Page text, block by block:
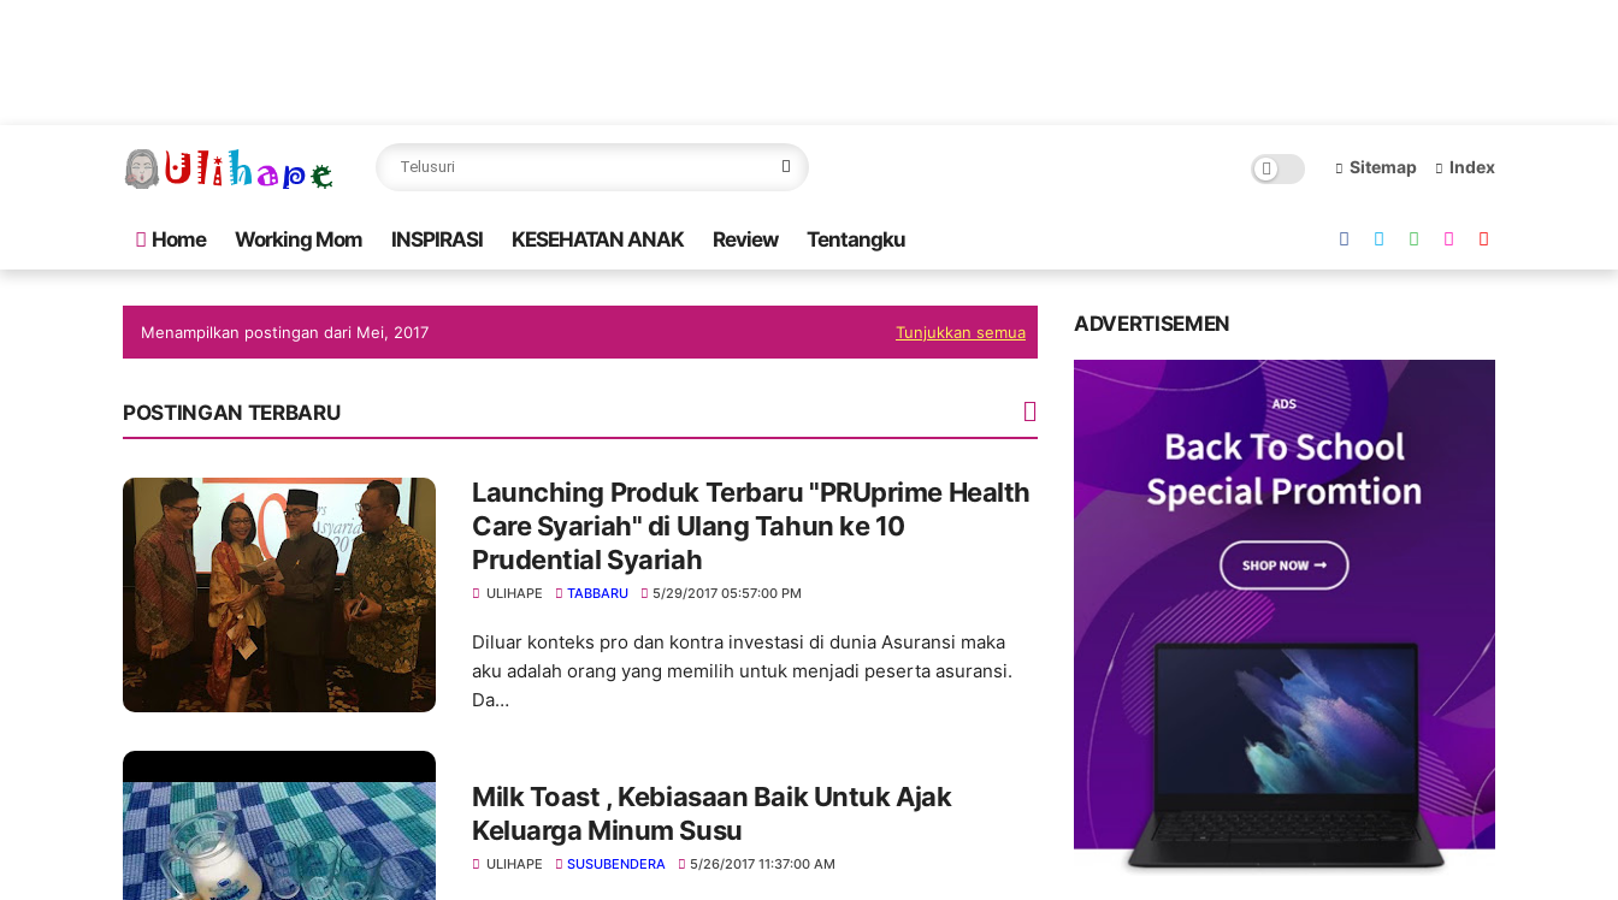
Sitemap Index
Home Working Mom INSPIRASI KESEHATAN ANAK Review Tentangku
Menampilkan postingan dari Mei, 2017 Tunjukkan semua
POSTINGAN TERBARU
Launching Produk Terbaru "PRUprime Health
Care Syariah" di Ulang Tahun ke 10
Prudential Syariah
ULIHAPE TABBARU 5/29/2017 05:57:00 PM
Diluar konteks pro dan kontra investasi di dunia Asuransi maka
aku adalah orang yang memilih untuk menjadi peserta asuransi.
Da…
Milk Toast , Kebiasaan Baik Untuk Ajak
Keluarga Minum Susu
ULIHAPE SUSUBENDERA 5/26/2017 11:37:00 AM
ADVERTISEMEN